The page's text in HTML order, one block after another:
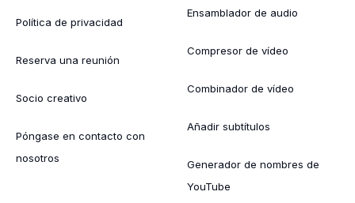
Política de privacidad
Reserva una reunión
Socio creativo
Póngase en contacto con
nosotros
Ensamblador de audio
Compresor de vídeo
Combinador de vídeo
Añadir subtítulos
Generador de nombres de
YouTube